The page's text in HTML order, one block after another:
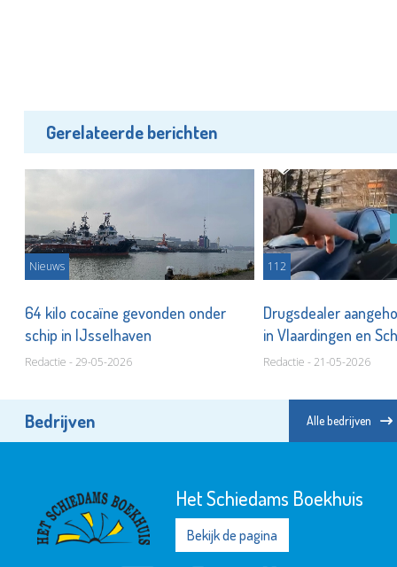
Gerelateerde berichten
Nieuws
64 kilo cocaïne gevonden onder
schip in IJsselhaven
Redactie - 29-05-2026
112
Drugsdealer
in Vlaardingen en
Redactie - 21-05-2026
Bedrijven Alle bedrijven
Het Schiedams Boekhuis
Bekijk de pagina